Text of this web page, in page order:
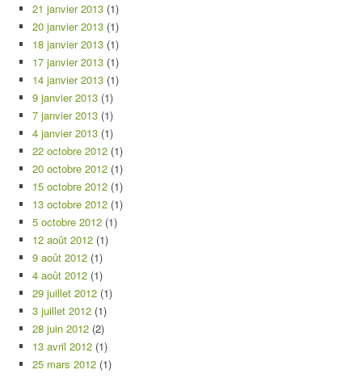
21 janvier 2013 (1)
20 janvier 2013 (1)
18 janvier 2013 (1)
17 janvier 2013 (1)
14 janvier 2013 (1)
9 janvier 2013 (1)
7 janvier 2013 (1)
4 janvier 2013 (1)
22 octobre 2012 (1)
20 octobre 2012 (1)
15 octobre 2012 (1)
13 octobre 2012 (1)
5 octobre 2012 (1)
12 août 2012 (1)
9 août 2012 (1)
4 août 2012 (1)
29 juillet 2012 (1)
3 juillet 2012 (1)
28 juin 2012 (2)
13 avril 2012 (1)
25 mars 2012 (1)